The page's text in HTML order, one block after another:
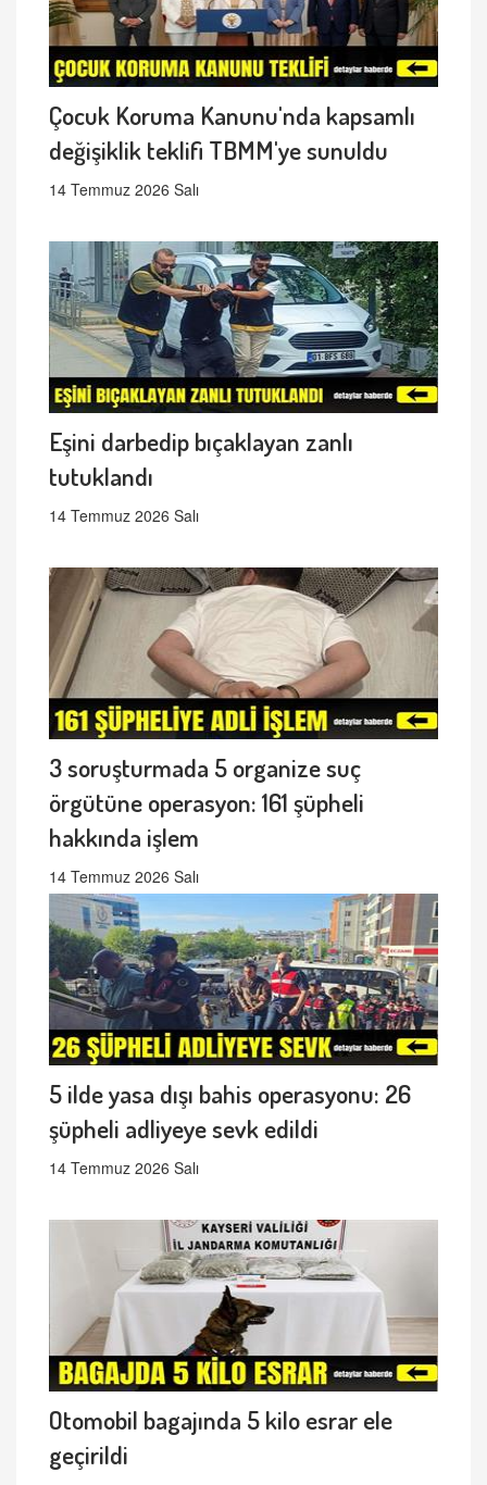
Çocuk Koruma Kanunu'nda kapsamlı
değişiklik teklifi TBMM'ye sunuldu
14 Temmuz 2026 Salı
Eşini darbedip bıçaklayan zanlı
tutuklandı
14 Temmuz 2026 Salı
3 soruşturmada 5 organize suç
örgütüne operasyon: 161 şüpheli
hakkında işlem
14 Temmuz 2026 Salı
5 ilde yasa dışı bahis operasyonu: 26
şüpheli adliyeye sevk edildi
14 Temmuz 2026 Salı
Otomobil bagajında 5 kilo esrar ele
geçirildi